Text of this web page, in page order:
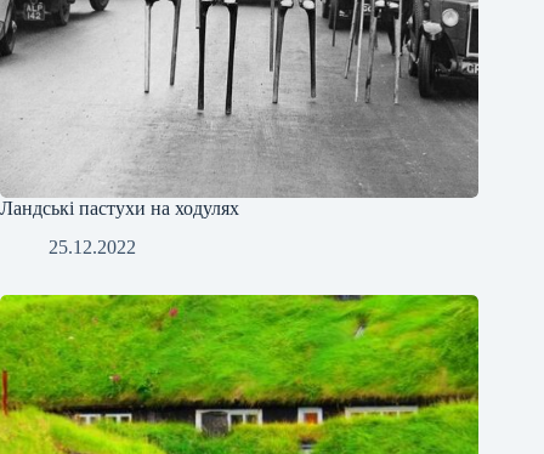
Ландські пастухи на ходулях
25.12.2022